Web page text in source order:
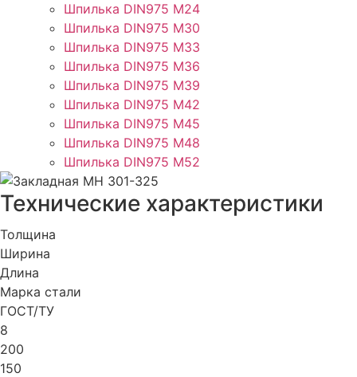
Шпилька DIN975 М24
Шпилька DIN975 М30
Шпилька DIN975 М33
Шпилька DIN975 М36
Шпилька DIN975 М39
Шпилька DIN975 М42
Шпилька DIN975 М45
Шпилька DIN975 М48
Шпилька DIN975 М52
Технические характеристики
Толщина
Ширина
Длина
Марка стали
ГОСТ/ТУ
8
200
150